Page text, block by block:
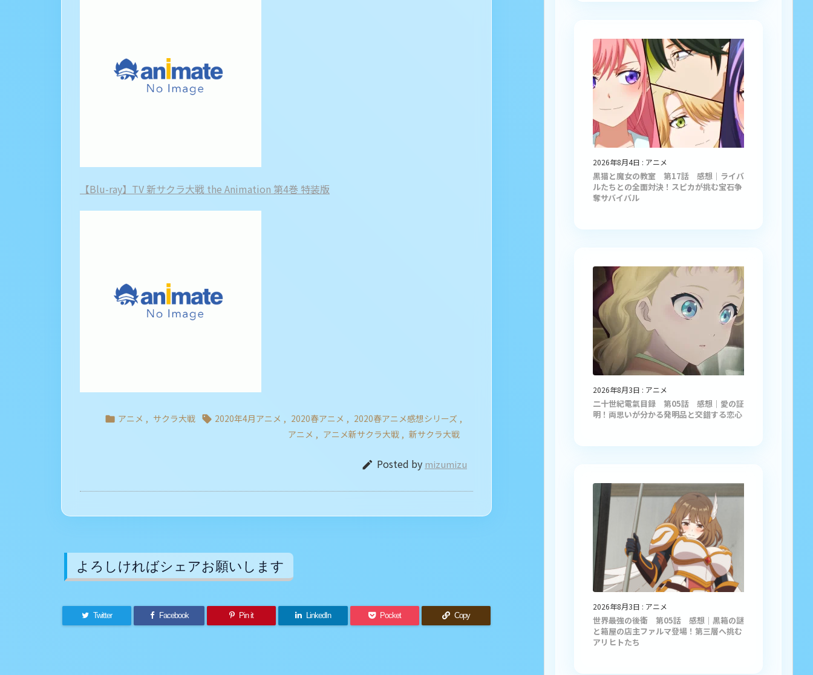
【Blu-ray】TV 新サクラ大戦 the Animation 第4巻 特装版
 アニメ , サクラ大戦  2020年4月アニメ , 2020春アニメ , 2020春アニメ感想シリーズ ,
アニメ , アニメ新サクラ大戦 , 新サクラ大戦
 Posted by mizumizu
よろしければシェアお願いします
Twitter Facebook Pin it LinkedIn Pocket Copy
2026年8月4日 : アニメ
黒猫と魔女の教室 第17話 感想｜ライバ
ルたちとの全面対決！スピカが挑む宝石争
奪サバイバル
2026年8月3日 : アニメ
二十世紀電氣目録 第05話 感想｜愛の証
明！両思いが分かる発明品と交錯する恋心
2026年8月3日 : アニメ
世界最強の後衛 第05話 感想｜黒箱の謎
と箱屋の店主ファルマ登場！第三層へ挑む
アリヒトたち